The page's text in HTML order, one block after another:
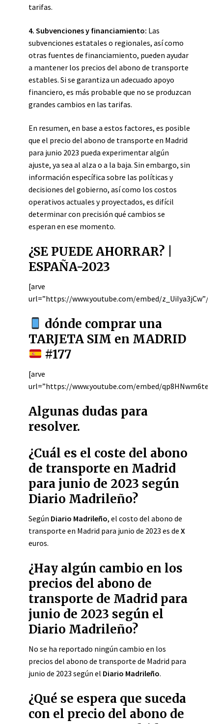
tarifas.
4. Subvenciones y financiamiento: Las
subvenciones estatales o regionales, así como
otras fuentes de financiamiento, pueden ayudar
a mantener los precios del abono de transporte
estables. Si se garantiza un adecuado apoyo
financiero, es más probable que no se produzcan
grandes cambios en las tarifas.
En resumen, en base a estos factores, es posible
que el precio del abono de transporte en Madrid
para junio 2023 pueda experimentar algún
ajuste, ya sea al alza o a la baja. Sin embargo, sin
información específica sobre las políticas y
decisiones del gobierno, así como los costos
operativos actuales y proyectados, es difícil
determinar con precisión qué cambios se
esperan en ese momento.
¿SE PUEDE AHORRAR? |
ESPAÑA-2023
[arve
url=”https://www.youtube.com/embed/z_UiIya3jCw”/]
dónde comprar una
TARJETA SIM en MADRID
#177
[arve
url=”https://www.youtube.com/embed/qp8HNwm6teI”/]
Algunas dudas para
resolver.
¿Cuál es el coste del abono
de transporte en Madrid
para junio de 2023 según
Diario Madrileño?
Según Diario Madrileño, el costo del abono de
transporte en Madrid para junio de 2023 es de X
euros.
¿Hay algún cambio en los
precios del abono de
transporte de Madrid para
junio de 2023 según el
Diario Madrileño?
No se ha reportado ningún cambio en los
precios del abono de transporte de Madrid para
junio de 2023 según el Diario Madrileño.
¿Qué se espera que suceda
con el precio del abono de